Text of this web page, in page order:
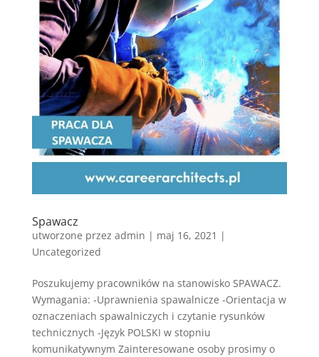
Spawacz
utworzone przez admin | maj 16, 2021 |
Uncategorized
Poszukujemy pracowników na stanowisko SPAWACZ.
Wymagania: -Uprawnienia spawalnicze -Orientacja w
oznaczeniach spawalniczych i czytanie rysunków
technicznych -Język POLSKI w stopniu
komunikatywnym Zainteresowane osoby prosimy o